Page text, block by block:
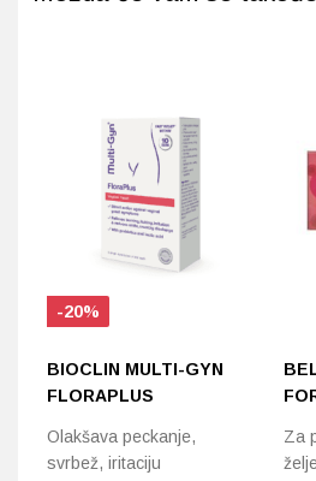
-20%
BIOCLIN MULTI-GYN
FLORAPLUS
Olakšava peckanje,
svrbež, iritaciju
Za